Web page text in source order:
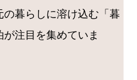
の暮らしに溶け込む「暮
注目を集めていま